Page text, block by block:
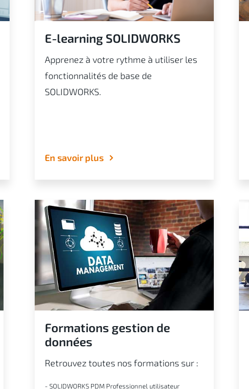
E-learning SOLIDWORKS
Apprenez à votre rythme à utiliser les
fonctionnalités de base de
SOLIDWORKS.
En savoir plus
Formations gestion de
données
Retrouvez toutes nos formations sur :
- SOLIDWORKS PDM Professionnel utilisateur